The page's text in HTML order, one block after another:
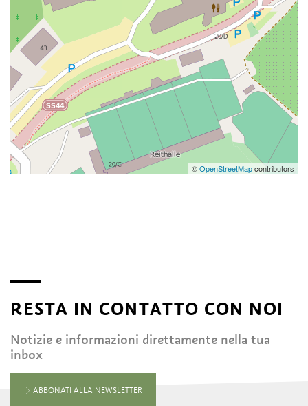
©OpenStreetMapcontributors
RESTA IN CONTATTO CON NOI
Notizie e informazioni direttamente nella tua
inbox
ABBONATI ALLA NEWSLETTER